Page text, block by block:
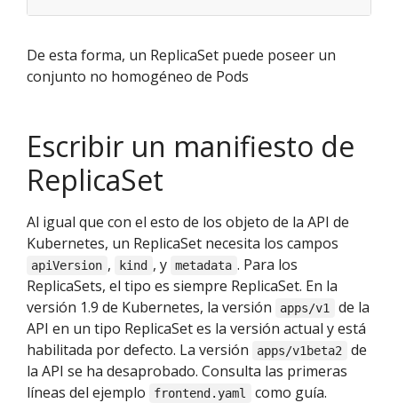
De esta forma, un ReplicaSet puede poseer un
conjunto no homogéneo de Pods
Escribir un manifiesto de
ReplicaSet
Al igual que con el esto de los objeto de la API de
Kubernetes, un ReplicaSet necesita los campos
apiVersion , kind , y metadata . Para los
ReplicaSets, el tipo es siempre ReplicaSet. En la
versión 1.9 de Kubernetes, la versión
apps/v1
de la
API en un tipo ReplicaSet es la versión actual y está
habilitada por defecto. La versión
apps/v1beta2
de
la API se ha desaprobado. Consulta las primeras
líneas del ejemplo
frontend.yaml
como guía.